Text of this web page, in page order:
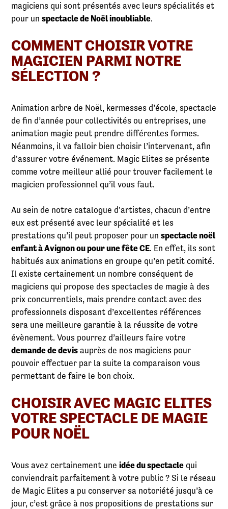
magiciens qui sont présentés avec leurs spécialités et
pour unspectacle de Noël inoubliable.
COMMENT CHOISIR VOTRE
MAGICIEN PARMI NOTRE
SÉLECTION ?
Animation arbre de Noël, kermesses d’école, spectacle
de fin d’année pour collectivités ou entreprises, une
animation magie peut prendre différentes formes.
Néanmoins, il va falloir bien choisir l’intervenant, afin
d'assurer votre événement. Magic Elites se présente
comme votre meilleur allié pour trouver facilement le
magicien professionnel qu’il vous faut.
Au sein de notre catalogue d'artistes, chacun d’entre
eux est présenté avec leur spécialité et les
prestations qu’il peut proposer pour unspectacle noël
enfant à Avignon ou pour une fête CE. En effet, ils sont
habitués aux animations en groupe qu’en petit comité.
Il existe certainement un nombre conséquent de
magiciens qui propose des spectacles de magie à des
prix concurrentiels, mais prendre contact avec des
professionnels disposant d’excellentes références
sera une meilleure garantie à la réussite de votre
évènement. Vous pourrez d’ailleurs faire votre
demande de devis auprès de nos magiciens pour
pouvoir effectuer par la suite la comparaison vous
permettant de faire le bon choix.
CHOISIR AVEC MAGIC ELITES
VOTRE SPECTACLE DE MAGIE
POUR NOËL
Vous avez certainement uneidée du spectacle qui
conviendrait parfaitement à votre public ? Si le réseau
de Magic Elites a pu conserver sa notoriété jusqu’à ce
jour, c’est grâce à nos propositions de prestations sur